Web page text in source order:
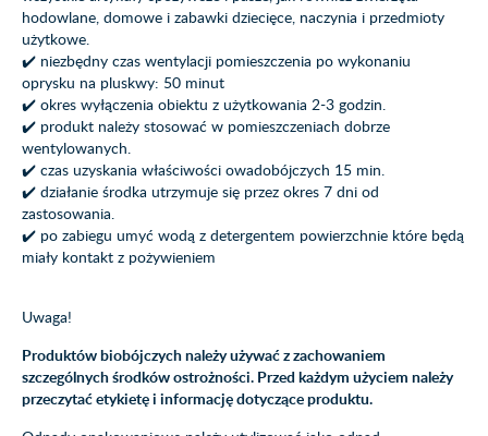
hodowlane, domowe i zabawki dziecięce, naczynia i przedmioty
użytkowe.
✔️ niezbędny czas wentylacji pomieszczenia po wykonaniu
oprysku na pluskwy: 50 minut
✔️ okres wyłączenia obiektu z użytkowania 2-3 godzin.
✔️ produkt należy stosować w pomieszczeniach dobrze
wentylowanych.
✔️ czas uzyskania właściwości owadobójczych 15 min.
✔️ działanie środka utrzymuje się przez okres 7 dni od
zastosowania.
✔️ po zabiegu umyć wodą z detergentem powierzchnie które będą
miały kontakt z pożywieniem
Uwaga!
Produktów biobójczych należy używać z zachowaniem
szczególnych środków ostrożności. Przed każdym użyciem należy
przeczytać etykietę i informację dotyczące produktu.